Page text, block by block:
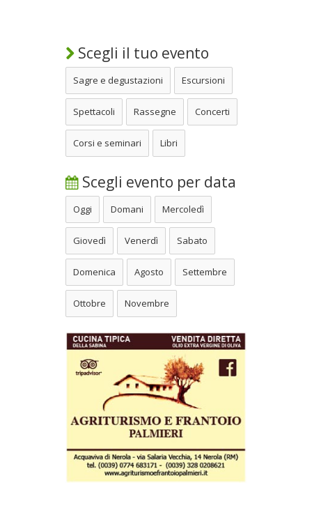
Scegli il tuo evento
Sagre e degustazioni Escursioni
Spettacoli Rassegne Concerti
Corsi e seminari Libri
Scegli evento per data
Oggi Domani Mercoledì
Giovedì Venerdì Sabato
Domenica Agosto Settembre
Ottobre Novembre